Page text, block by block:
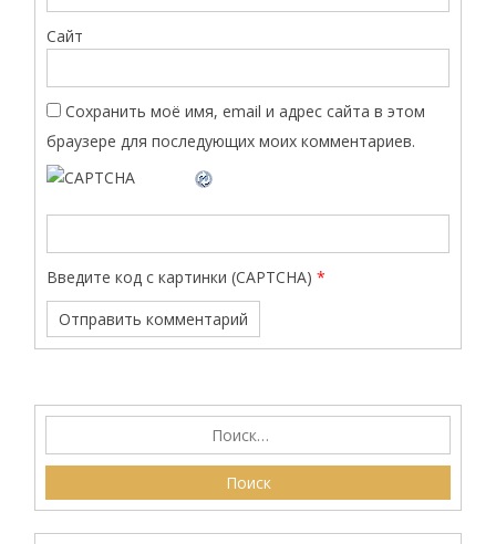
Сайт
Сохранить моё имя, email и адрес сайта в этом
браузере для последующих моих комментариев.
Введите код с картинки (CAPTCHA) *